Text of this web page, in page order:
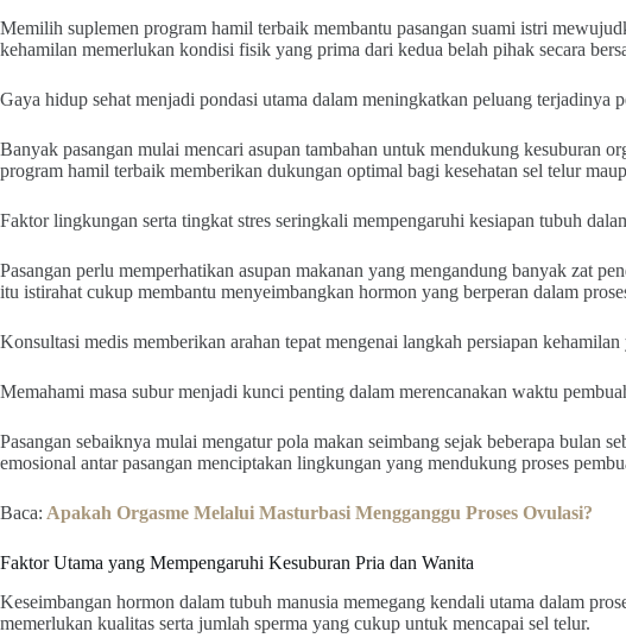
Memilih suplemen program hamil terbaik membantu pasangan suami istri
kehamilan memerlukan kondisi fisik yang prima dari kedua belah pihak secara
Gaya hidup sehat menjadi pondasi utama dalam meningkatkan peluang terjadinya
Banyak pasangan mulai mencari asupan tambahan untuk mendukung kesuburan
program hamil terbaik memberikan dukungan optimal bagi kesehatan sel telur
Faktor lingkungan serta tingkat stres seringkali mempengaruhi kesiapan tubuh
Pasangan perlu memperhatikan asupan makanan yang mengandung banyak zat
itu istirahat cukup membantu menyeimbangkan hormon yang berperan dalam
Konsultasi medis memberikan arahan tepat mengenai langkah persiapan
Memahami masa subur menjadi kunci penting dalam merencanakan waktu
Pasangan sebaiknya mulai mengatur pola makan seimbang sejak beberapa bulan
emosional antar pasangan menciptakan lingkungan yang mendukung proses
Baca: Apakah Orgasme Melalui Masturbasi Mengganggu Proses Ovulasi?
Faktor Utama yang Mempengaruhi Kesuburan Pria dan Wanita
Keseimbangan hormon dalam tubuh manusia memegang kendali utama dalam
memerlukan kualitas serta jumlah sperma yang cukup untuk mencapai sel telur.